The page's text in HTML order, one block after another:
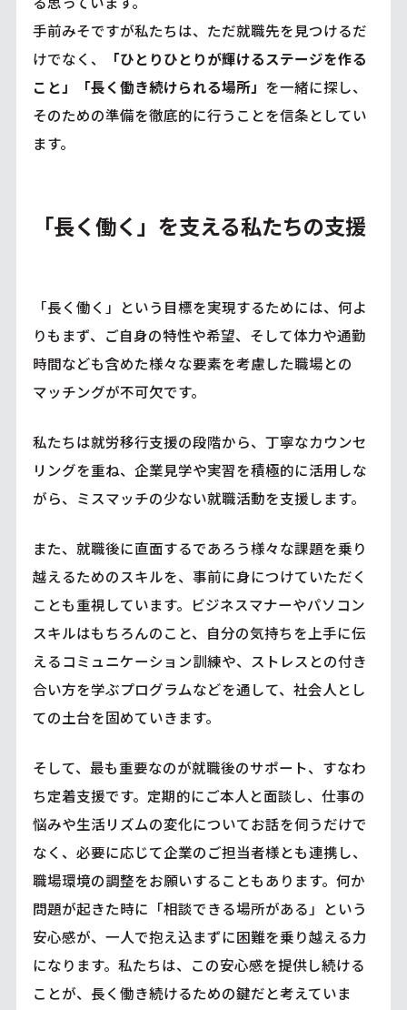
手前みそですが私たちは、ただ就職先を見つけるだ
けでなく、
「ひとりひとりが輝けるステージを作る
こと」「長く働き続けられる場所」 を一緒に探し、
そのための準備を徹底的に行うことを信条としてい
ます。
「長く働く」を支える私たちの支援
「長く働く」という目標を実現するためには、何よ
りもまず、ご自身の特性や希望、そして体力や通勤
時間なども含めた様々な要素を考慮した職場との
マッチングが不可欠です。
私たちは就労移行支援の段階から、丁寧なカウンセ
リングを重ね、企業見学や実習を積極的に活用しな
がら、ミスマッチの少ない就職活動を支援します。
また、就職後に直面するであろう様々な課題を乗り
越えるためのスキルを、事前に身につけていただく
ことも重視しています。ビジネスマナーやパソコン
スキルはもちろんのこと、自分の気持ちを上手に伝
えるコミュニケーション訓練や、ストレスとの付き
合い方を学ぶプログラムなどを通して、社会人とし
ての土台を固めていきます。
そして、最も重要なのが就職後のサポート、すなわ
ち定着支援です。定期的にご本人と面談し、仕事の
悩みや生活リズムの変化についてお話を伺うだけで
なく、必要に応じて企業のご担当者様とも連携し、
職場環境の調整をお願いすることもあります。何か
問題が起きた時に「相談できる場所がある」という
安心感が、一人で抱え込まずに困難を乗り越える力
になります。私たちは、この安心感を提供し続ける
ことが、長く働き続けるための鍵だと考えていま